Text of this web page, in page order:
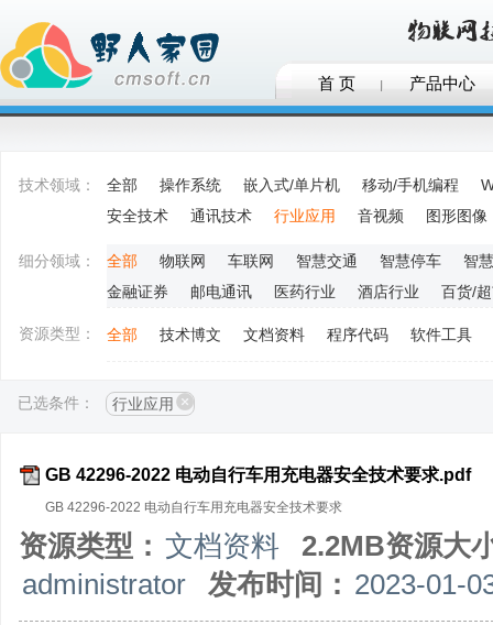
首 页 产品中心
技术领域： 全部 操作系统 嵌入式/单片机 移动/手机编程
安全技术
通讯技术 行业应用 音视频 图形图像
细分领域： 全部 物联网 车联网 智慧交通 智慧停车
智
金融证券
邮电通讯 医药行业 酒店行业 百货/
资源类型： 全部 技术博文 文档资料 程序代码 软件工具
已选条件： 行业应用
GB 42296-2022 电动自行车用充电器安全技术要求.pdf
GB 42296-2022 电动自行车用充电器安全技术要求
资源类型： 文档资料
2.2MB资源大
administrator
发布时间： 2023-01-